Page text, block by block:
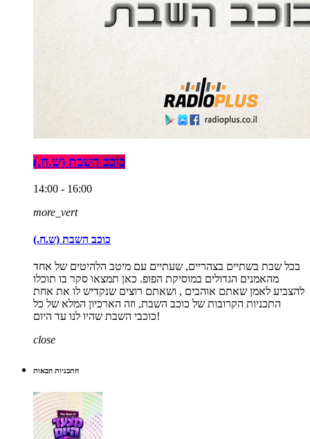
כוכב השבת (ש.ח.)
14:00 - 16:00
more_vert
כוכב השבת (ש.ח.)
בכל שבת בשתיים בצהריים, שעתיים עם מיטב הלהיטים של אחד
מהאמנים הגדולים במוסיקת הפופ. כאן תמצאו סקר בו תוכלו
להצביע לאמן שאתם אוהבים , ושאתם רוצים שנקדיש לו את אחת
התכניות הקרובות של כוכב השבת, וזה הארכיון המלא של כל
כוכבי השבת שהיו לנו עד היום!
close
התכניות הבאות